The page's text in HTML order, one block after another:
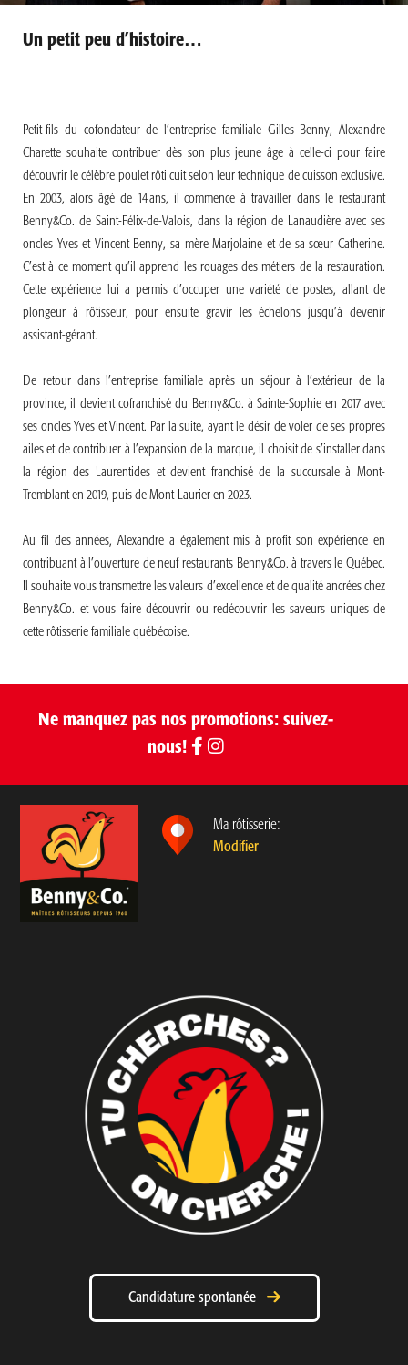
Un petit peu d’histoire…
Petit-fils du cofondateur de l’entreprise familiale Gilles Benny, Alexandre
Charette souhaite contribuer dès son plus jeune âge à celle-ci pour faire
découvrir le célèbre poulet rôti cuit selon leur technique de cuisson exclusive.
En 2003, alors âgé de 14 ans, il commence à travailler dans le restaurant
Benny&Co. de Saint-Félix-de-Valois, dans la région de Lanaudière avec ses
oncles Yves et Vincent Benny, sa mère Marjolaine et de sa sœur Catherine.
C’est à ce moment qu’il apprend les rouages des métiers de la restauration.
Cette expérience lui a permis d’occuper une variété de postes, allant de
plongeur à rôtisseur, pour ensuite gravir les échelons jusqu’à devenir
assistant-gérant.
De retour dans l’entreprise familiale après un séjour à l’extérieur de la
province, il devient cofranchisé du Benny&Co. à Sainte-Sophie en 2017 avec
ses oncles Yves et Vincent. Par la suite, ayant le désir de voler de ses propres
ailes et de contribuer à l’expansion de la marque, il choisit de s’installer dans
la région des Laurentides et devient franchisé de la succursale à Mont-
Tremblant en 2019, puis de Mont-Laurier en 2023.
Au fil des années, Alexandre a également mis à profit son expérience en
contribuant à l’ouverture de neuf restaurants Benny&Co. à travers le Québec.
Il souhaite vous transmettre les valeurs d’excellence et de qualité ancrées chez
Benny&Co. et vous faire découvrir ou redécouvrir les saveurs uniques de
cette rôtisserie familiale québécoise.
Ne manquez pas nos promotions: suivez-
nous!
Ma rôtisserie:
Modifier
Candidature spontanée